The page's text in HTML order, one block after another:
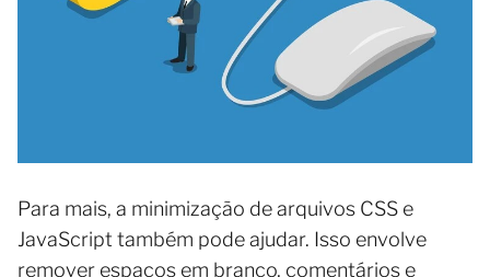
Para mais, a minimização de arquivos CSS e
JavaScript também pode ajudar. Isso envolve
remover espaços em branco, comentários e